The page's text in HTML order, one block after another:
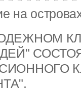
на